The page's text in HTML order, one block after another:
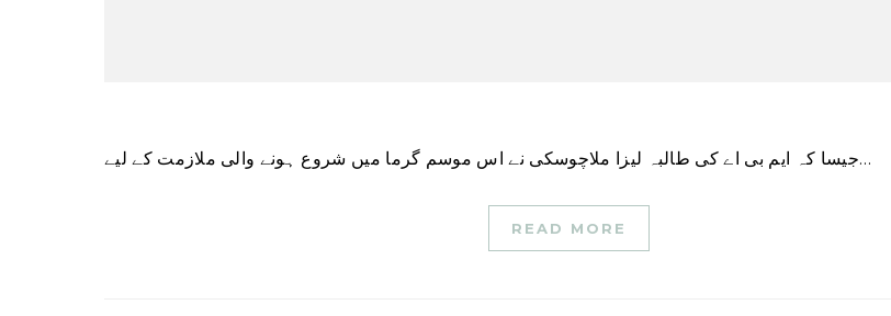
جیسا کہ ایم بی اے کی طالبہ لیزا ملاچوسکی نے اس موسم گرما میں شروع ہونے والی ملازمت کے لیے…
READ MORE